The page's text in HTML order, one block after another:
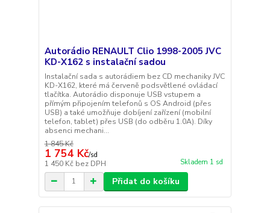
Autorádio RENAULT Clio 1998-2005 JVC
KD-X162 s instalační sadou
Instalační sada s autorádiem bez CD mechaniky JVC
KD-X162, které má červeně podsvětlené ovládací
tlačítka. Autorádio disponuje USB vstupem a
přímým připojením telefonů s OS Android (přes
USB) a také umožňuje dobíjení zařízení (mobilní
telefon, tablet) přes USB (do odběru 1.0A). Díky
absenci mechani...
1 845 Kč
1 754 Kč/sd
1 450 Kč bez DPH Skladem 1 sd
Přidat do košíku